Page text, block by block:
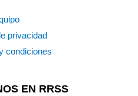
privacidad
condiciones
EN RRSS